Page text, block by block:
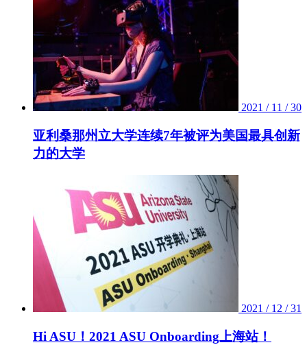
2021 / 11 / 30
亚利桑那州立大学连续7年被评为美国最具创新
力的大学
2021 / 12 / 31
Hi ASU！2021 ASU Onboarding上海站！